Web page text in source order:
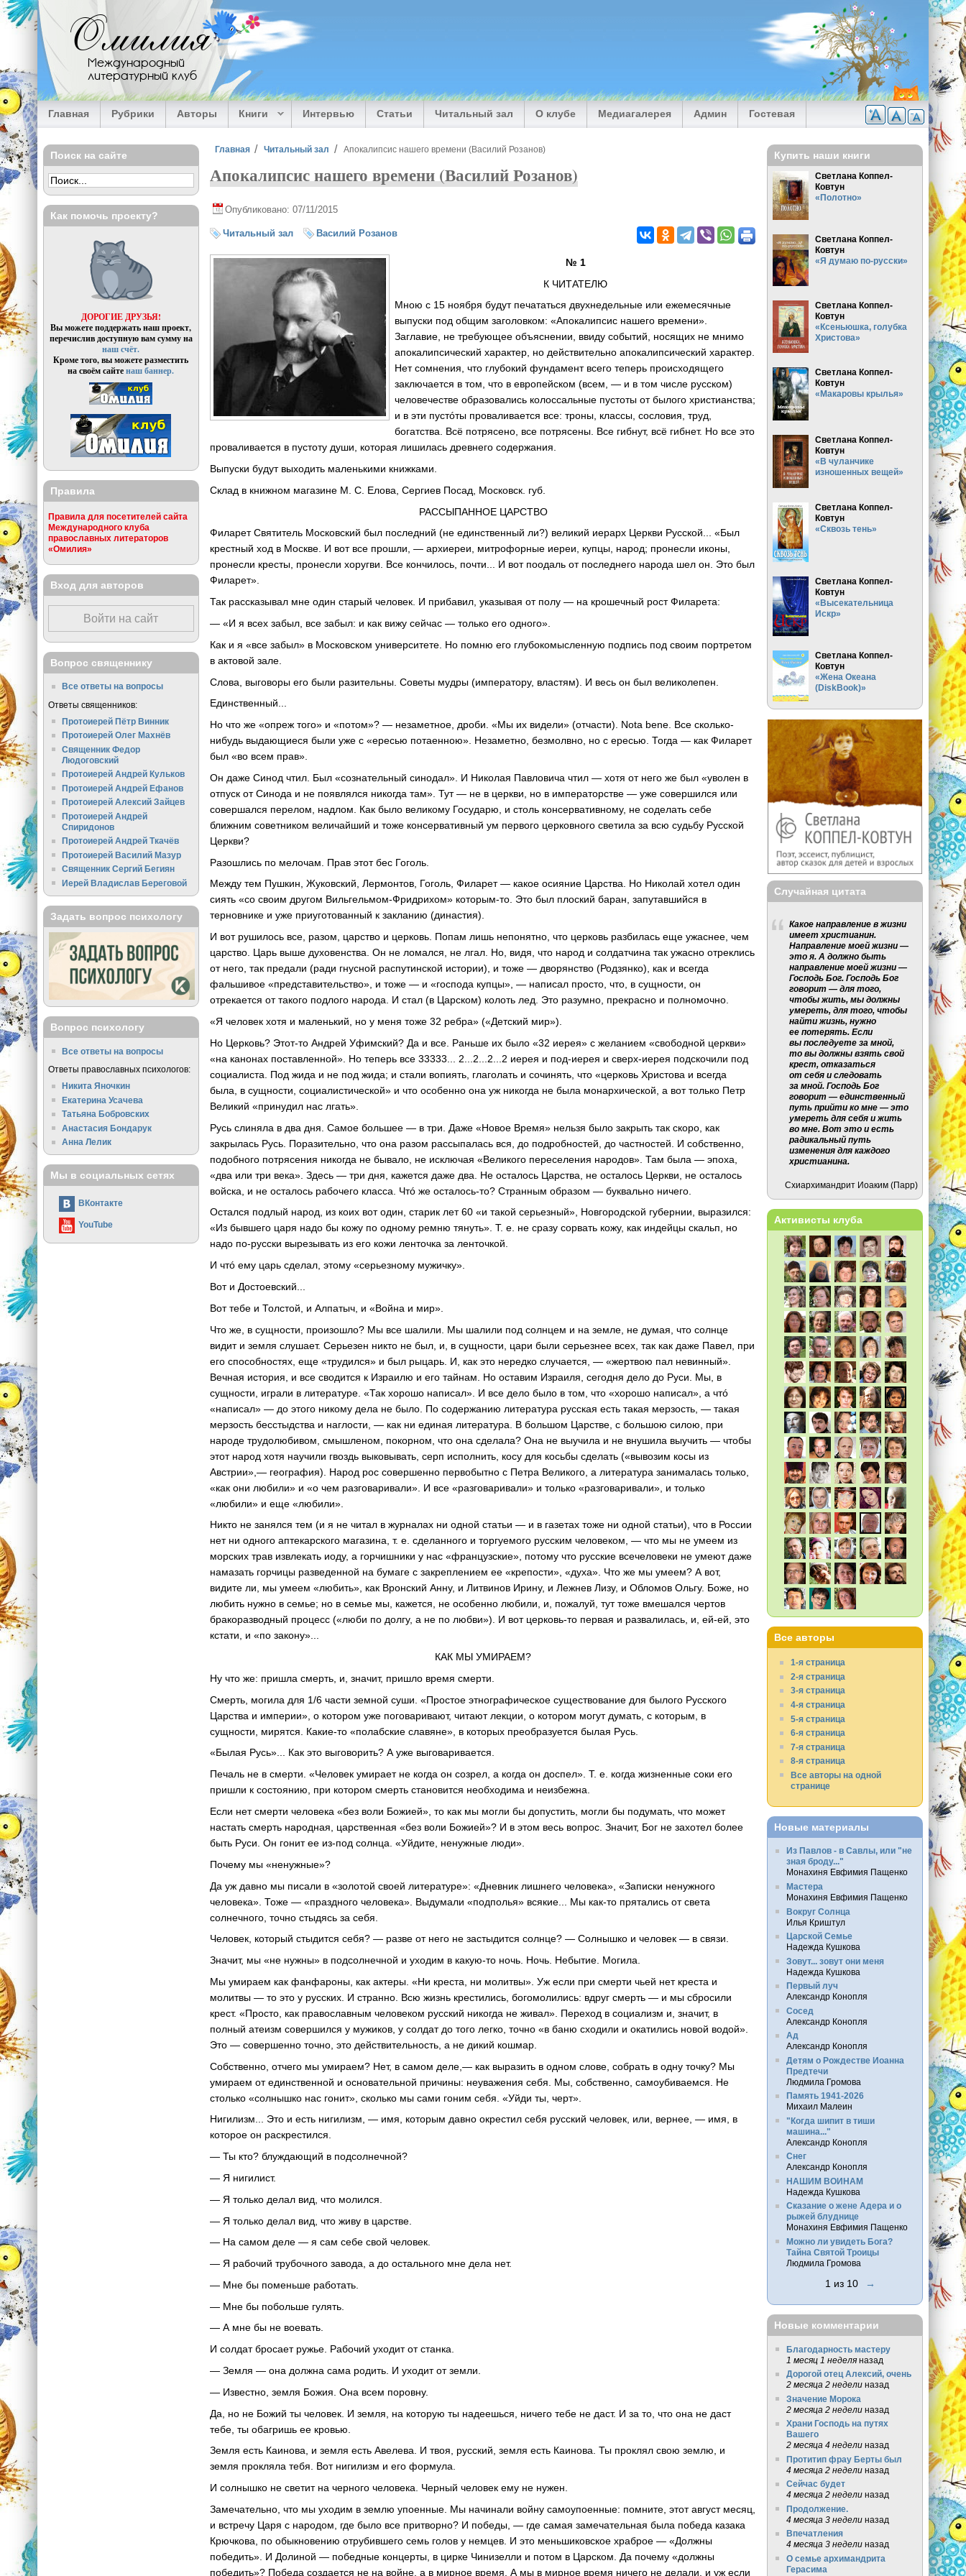
Перейти к основному содержанию
Омилия
Международный
литературный клуб
Главная Рубрики Авторы Книги Интервью Статьи Читальный зал О клубе Медиагалерея Админ Гостевая
Вы здесь
Главная Читальный зал Апокалипсис нашего времени (Василий Розанов)
Апокалипсис нашего времени (Василий Розанов)
Опубликовано: 07/11/2015
Читальный зал Василий Розанов
№ 1
К ЧИТАТЕЛЮ
Мною с 15 ноября будут печататься двухнедельные или ежемесячные
выпуски под общим заголовком: «Апокалипсис нашего времени».
Заглавие, не требующее объяснении, ввиду событий, носящих не мнимо
апокалипсический характер, но действительно апокалипсический характер.
Нет сомнения, что глубокий фундамент всего теперь происходящего
заключается в том, что в европейском (всем, — и в том числе русском)
человечестве образовались колоссальные пустоты от былого христианства;
и в эти пустóты проваливается все: троны, классы, сословия, труд,
богатства. Всё потрясено, все потрясены. Все гибнут, всё гибнет. Но все это
проваливается в пустоту души, которая лишилась древнего содержания.
Выпуски будут выходить маленькими книжками.
Склад в книжном магазине М. С. Елова, Сергиев Посад, Московск. губ.
РАССЫПАННОЕ ЦАРСТВО
Филарет Святитель Московский был последний (не единственный ли?) великий иерарх Церкви Русской... «Был
крестный ход в Москве. И вот все прошли, — архиереи, митрофорные иереи, купцы, народ; пронесли иконы,
пронесли кресты, пронесли хоругви. Все кончилось, почти... И вот поодаль от последнего народа шел он. Это был
Филарет».
Так рассказывал мне один старый человек. И прибавил, указывая от полу — на крошечный рост Филарета:
— «И я всех забыл, все забыл: и как вижу сейчас — только его одного».
Как и я «все забыл» в Московском университете. Но помню его глубокомысленную подпись под своим портретом
в актовой зале.
Слова, выговоры его были разительны. Советы мудры (императору, властям). И весь он был великолепен.
Единственный...
Но что же «опреж того» и «потом»? — незаметное, дроби. «Мы их видели» (отчасти). Nota bene. Все сколько-
нибудь выдающиеся были уже с «ересью потаенною». Незаметно, безмолвно, но с ересью. Тогда — как Филарет
был «во всем прав».
Он даже Синод чтил. Был «сознательный синодал». И Николая Павловича чтил — хотя от него же был «уволен в
отпуск от Синода и не появлялся никогда там». Тут — не в церкви, но в императорстве — уже совершился или
совершался перелом, надлом. Как было великому Государю, и столь консервативному, не соделать себе
ближним советником величайший и тоже консервативный ум первого церковного светила за всю судьбу Русской
Церкви?
Разошлись по мелочам. Прав этот бес Гоголь.
Между тем Пушкин, Жуковский, Лермонтов, Гоголь, Филарет — какое осияние Царства. Но Николай хотел один
сиять «со своим другом Вильгельмом-Фридрихом» которым-то. Это был плоский баран, запутавшийся в
терновнике и уже приуготованный к закланию (династия).
И вот рушилось все, разом, царство и церковь. Попам лишь непонятно, что церковь разбилась еще ужаснее, чем
царство. Царь выше духовенства. Он не ломался, не лгал. Но, видя, что народ и солдатчина так ужасно отреклись
от него, так предали (ради гнусной распутинской истории), и тоже — дворянство (Родзянко), как и всегда
фальшивое «представительство», и тоже — и «господа купцы», — написал просто, что, в сущности, он
отрекается от такого подлого народа. И стал (в Царском) колоть лед. Это разумно, прекрасно и полномочно.
«Я человек хотя и маленький, но у меня тоже 32 ребра» («Детский мир»).
Но Церковь? Этот-то Андрей Уфимский? Да и все. Раньше их было «32 иерея» с желанием «свободной церкви»
«на канонах поставленной». Но теперь все 33333... 2...2...2...2 иерея и под-иерея и сверх-иерея подскочили под
социалиста. Под жида и не под жида; и стали вопиять, глаголать и сочинять, что «церковь Христова и всегда
была, в сущности, социалистической» и что особенно она уж никогда не была монархической, а вот только Петр
Великий «принудил нас лгать».
Русь слиняла в два дня. Самое большее — в три. Даже «Новое Время» нельзя было закрыть так скоро, как
закрылась Русь. Поразительно, что она разом рассыпалась вся, до подробностей, до частностей. И собственно,
подобного потрясения никогда не бывало, не исключая «Великого переселения народов». Там была — эпоха,
«два или три века». Здесь — три дня, кажется даже два. Не осталось Царства, не осталось Церкви, не осталось
войска, и не осталось рабочего класса. Чтó же осталось-то? Странным образом — буквально ничего.
Остался подлый народ, из коих вот один, старик лет 60 «и такой серьезный», Новгородской губернии, выразился:
«Из бывшего царя надо бы кожу по одному ремню тянуть». Т. е. не сразу сорвать кожу, как индейцы скальп, но
надо по-русски вырезывать из его кожи ленточка за ленточкой.
И чтó ему царь сделал, этому «серьезному мужичку».
Вот и Достоевский...
Вот тебе и Толстой, и Алпатыч, и «Война и мир».
Что же, в сущности, произошло? Мы все шалили. Мы шалили под солнцем и на земле, не думая, что солнце
видит и земля слушает. Серьезен никто не был, и, в сущности, цари были серьезнее всех, так как даже Павел, при
его способностях, еще «трудился» и был рыцарь. И, как это нередко случается, — «жертвою пал невинный».
Вечная история, и все сводится к Израилю и его тайнам. Но оставим Израиля, сегодня дело до Руси. Мы, в
сущности, играли в литературе. «Так хорошо написал». И все дело было в том, что «хорошо написал», а чтó
«написал» — до этого никому дела не было. По содержанию литература русская есть такая мерзость, — такая
мерзость бесстыдства и наглости, — как ни единая литература. В большом Царстве, с большою силою, при
народе трудолюбивом, смышленом, покорном, что она сделала? Она не выучила и не внушила выучить — чтобы
этот народ хотя научили гвоздь выковывать, серп исполнить, косу для косьбы сделать («вывозим косы из
Австрии»,— география). Народ рос совершенно первобытно с Петра Великого, а литература занималась только,
«как они любили» и «о чем разговаривали». И все «разговаривали» и только «разговаривали», и только
«любили» и еще «любили».
Никто не занялся тем (и я не читал в журналах ни одной статьи — и в газетах тоже ни одной статьи), что в России
нет ни одного аптекарского магазина, т. е. сделанного и торгуемого русским человеком, — что мы не умеем из
морских трав извлекать иоду, а горчишники у нас «французские», потому что русские всечеловеки не умеют даже
намазать горчицы разведенной на бумаге с закреплением ее «крепости», «духа». Что же мы умеем? А вот,
видите ли, мы умеем «любить», как Вронский Анну, и Литвинов Ирину, и Лежнев Лизу, и Обломов Ольгу. Боже, но
любить нужно в семье; но в семье мы, кажется, не особенно любили, и, пожалуй, тут тоже вмешался чертов
бракоразводный процесс («люби по долгу, а не по любви»). И вот церковь-то первая и развалилась, и, ей-ей, это
кстати, и «по закону»...
КАК МЫ УМИРАЕМ?
Ну что же: пришла смерть, и, значит, пришло время смерти.
Смерть, могила для 1/6 части земной суши. «Простое этнографическое существование для былого Русского
Царства и империи», о котором уже поговаривают, читают лекции, о котором могут думать, с которым, в
сущности, мирятся. Какие-то «полабские славяне», в которых преобразуется былая Русь.
«Былая Русь»... Как это выговорить? А уже выговаривается.
Печаль не в смерти. «Человек умирает не когда он созрел, а когда он доспел». Т. е. когда жизненные соки его
пришли к состоянию, при котором смерть становится необходима и неизбежна.
Если нет смерти человека «без воли Божией», то как мы могли бы допустить, могли бы подумать, что может
настать смерть народная, царственная «без воли Божией»? И в этом весь вопрос. Значит, Бог не захотел более
быть Руси. Он гонит ее из-под солнца. «Уйдите, ненужные люди».
Почему мы «ненужные»?
Да уж давно мы писали в «золотой своей литературе»: «Дневник лишнего человека», «Записки ненужного
человека». Тоже — «праздного человека». Выдумали «подполья» всякие... Мы как-то прятались от света
солнечного, точно стыдясь за себя.
Человек, который стыдится себя? — разве от него не застыдится солнце? — Солнышко и человек — в связи.
Значит, мы «не нужны» в подсолнечной и уходим в какую-то ночь. Ночь. Небытие. Могила.
Мы умираем как фанфароны, как актеры. «Ни креста, ни молитвы». Уж если при смерти чьей нет креста и
молитвы — то это у русских. И странно. Всю жизнь крестились, богомолились: вдруг смерть — и мы сбросили
крест. «Просто, как православным человеком русский никогда не живал». Переход в социализм и, значит, в
полный атеизм совершился у мужиков, у солдат до того легко, точно «в баню сходили и окатились новой водой».
Это — совершенно точно, это действительность, а не дикий кошмар.
Собственно, отчего мы умираем? Нет, в самом деле,— как выразить в одном слове, собрать в одну точку? Мы
умираем от единственной и основательной причины: неуважения себя. Мы, собственно, самоубиваемся. Не
столько «солнышко нас гонит», сколько мы сами гоним себя. «Уйди ты, черт».
Нигилизм... Это и есть нигилизм, — имя, которым давно окрестил себя русский человек, или, вернее, — имя, в
которое он раскрестился.
— Ты кто? блуждающий в подсолнечной?
— Я нигилист.
— Я только делал вид, что молился.
— Я только делал вид, что живу в царстве.
— На самом деле — я сам себе свой человек.
— Я рабочий трубочного завода, а до остального мне дела нет.
— Мне бы поменьше работать.
— Мне бы побольше гулять.
— А мне бы не воевать.
И солдат бросает ружье. Рабочий уходит от станка.
— Земля — она должна сама родить. И уходит от земли.
— Известно, земля Божия. Она всем поровну.
Да, но не Божий ты человек. И земля, на которую ты надеешься, ничего тебе не даст. И за то, что она не даст
тебе, ты обагришь ее кровью.
Земля есть Каинова, и земля есть Авелева. И твоя, русский, земля есть Каинова. Ты проклял свою землю, и
земля прокляла тебя. Вот нигилизм и его формула.
И солнышко не светит на черного человека. Черный человек ему не нужен.
Замечательно, что мы уходим в землю упоенные. Мы начинали войну самоупоенные: помните, этот август месяц,
и встречу Царя с народом, где было все притворно? И победы, — где самая замечательная была победа казака
Крючкова, по обыкновению отрубившего семь голов у немцев. И это меньшиковское храброе — «Должны
победить». И Долиной — победные концерты, в цирке Чинизелли и потом в Царском. Да почему «должны
победить»? Победа создается не на войне, а в мирное время. А мы в мирное время ничего не делали, и уж если
Поиск на сайте
Как помочь проекту?
ДОРОГИЕ ДРУЗЬЯ!
Вы можете поддержать наш проект,
перечислив доступную вам сумму на
наш счёт.
Кроме того, вы можете разместить
на своём сайтенаш баннер.
Правила
Правила для посетителей сайта
Международного клуба
православных литераторов
«Омилия»
Вход для авторов
Войти на сайт
Вопрос священнику
Все ответы на вопросы
Ответы священников:
Протоиерей Пётр Винник
Протоиерей Олег Махнёв
Священник Федор
Людоговский
Протоиерей Андрей Кульков
Протоиерей Андрей Ефанов
Протоиерей Алексий Зайцев
Протоиерей Андрей
Спиридонов
Протоиерей Андрей Ткачёв
Протоиерей Василий Мазур
Священник Сергий Бегиян
Иерей Владислав Береговой
Задать вопрос психологу
Вопрос психологу
Все ответы на вопросы
Ответы православных психологов:
Никита Яночкин
Екатерина Усачева
Татьяна Бобровских
Анастасия Бондарук
Анна Лелик
Мы в социальных сетях
ВКонтакте
YouTube
Купить наши книги
Светлана Коппел-
Ковтун
«Полотно»
Светлана Коппел-
Ковтун
«Я думаю по-русски»
Светлана Коппел-
Ковтун
«Ксеньюшка, голубка
Христова»
Светлана Коппел-
Ковтун
«Макаровы крылья»
Светлана Коппел-
Ковтун
«В чуланчике
изношенных вещей»
Светлана Коппел-
Ковтун
«Сквозь тень»
Светлана Коппел-
Ковтун
«Высекательница
Искр»
Светлана Коппел-
Ковтун
«Жена Океана
(DiskBook)»
Случайная цитата
Какое направление в жизни
имеет христианин.
Направление моей жизни —
это я. А должно быть
направление моей жизни —
Господь Бог. Господь Бог
говорит — для того,
чтобы жить, мы должны
умереть, для того, чтобы
найти жизнь, нужно
ее потерять. Если
вы последуете за мной,
то вы должны взять свой
крест, отказаться
от себя и следовать
за мной. Господь Бог
говорит — единственный
путь прийти ко мне — это
умереть для себя и жить
во мне. Вот это и есть
радикальный путь
изменения для каждого
христианина.
Схиархимандрит Иоаким (Парр)
Активисты клуба
Все авторы
1-я страница
2-я страница
3-я страница
4-я страница
5-я страница
6-я страница
7-я страница
8-я страница
Все авторы на одной
странице
Новые материалы
Из Павлов - в Савлы, или "не
зная броду..."
Монахиня Евфимия Пащенко
Мастера
Монахиня Евфимия Пащенко
Вокруг Солнца
Илья Криштул
Царской Семье
Надежда Кушкова
Зовут... зовут они меня
Надежда Кушкова
Первый луч
Александр Конопля
Сосед
Александр Конопля
Ад
Александр Конопля
Детям о Рождестве Иоанна
Предтечи
Людмила Громова
Память 1941-2026
Михаил Малеин
"Когда шипит в тиши
машина..."
Александр Конопля
Снег
Александр Конопля
НАШИМ ВОИНАМ
Надежда Кушкова
Сказание о жене Адера и о
рыжей блуднице
Монахиня Евфимия Пащенко
Можно ли увидеть Бога?
Тайна Святой Троицы
Людмила Громова
1 из 10 →
Новые комментарии
Благодарность мастеру
1 месяц 1 неделяназад
Дорогой отец Алексий, очень
2 месяца 2 неделиназад
Значение Морока
2 месяца 2 неделиназад
Храни Господь на путях
Вашего
2 месяца 4 неделиназад
Протитип фрау Берты был
4 месяца 2 неделиназад
Сейчас будет
4 месяца 2 неделиназад
Продолжение.
4 месяца 3 неделиназад
Впечатления
4 месяца 3 неделиназад
О семье архимандрита
Герасима